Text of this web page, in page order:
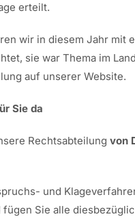
erteilt.
wir in diesem Jahr mit
sie war Thema im
auf unserer Website.
Sie da
Rechtsabteilung von
und
Sie alle